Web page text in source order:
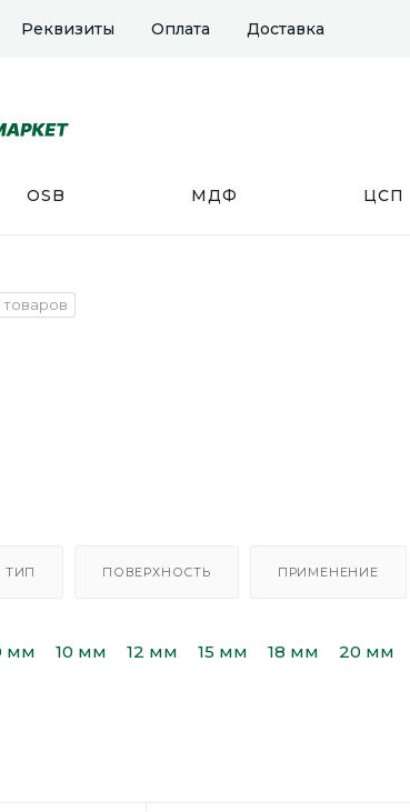
Реквизиты Оплата Доставка
OSB МДФ ЦСП
товаров
ТИП ПОВЕРХНОСТЬ ПРИМЕНЕНИЕ
мм 10 мм 12 мм 15 мм 18 мм 20 мм